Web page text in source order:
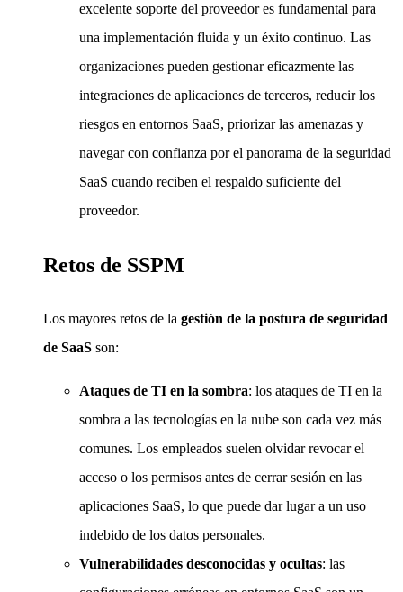
excelente soporte del proveedor es fundamental para
una implementación fluida y un éxito continuo. Las
organizaciones pueden gestionar eficazmente las
integraciones de aplicaciones de terceros, reducir los
riesgos en entornos SaaS, priorizar las amenazas y
navegar con confianza por el panorama de la seguridad
SaaS cuando reciben el respaldo suficiente del
proveedor.
Retos de SSPM
Los mayores retos de la gestión de la postura de seguridad
de SaaS son:
Ataques de TI en la sombra: los ataques de TI en la
sombra a las tecnologías en la nube son cada vez más
comunes. Los empleados suelen olvidar revocar el
acceso o los permisos antes de cerrar sesión en las
aplicaciones SaaS, lo que puede dar lugar a un uso
indebido de los datos personales.
Vulnerabilidades desconocidas y ocultas: las